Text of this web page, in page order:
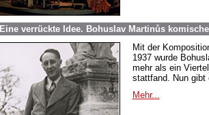
Eine verrückte Idee. Bohuslav Martinůs
Mit der
1937 wurde
mehr als ein
stattfand. Nun gibt
Mehr...